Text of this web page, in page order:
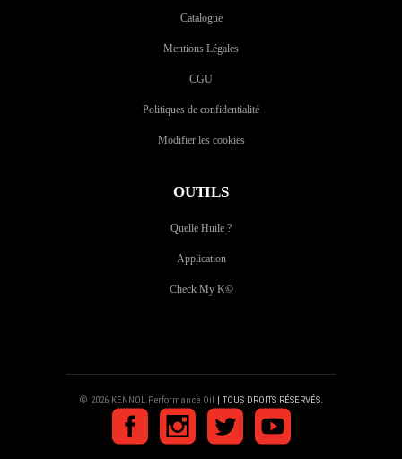
Catalogue
Mentions Légales
CGU
Politiques de confidentialité
Modifier les cookies
OUTILS
Quelle Huile ?
Application
Check My K©
© 2026 KENNOL Performance Oil | TOUS DROITS RÉSERVÉS.